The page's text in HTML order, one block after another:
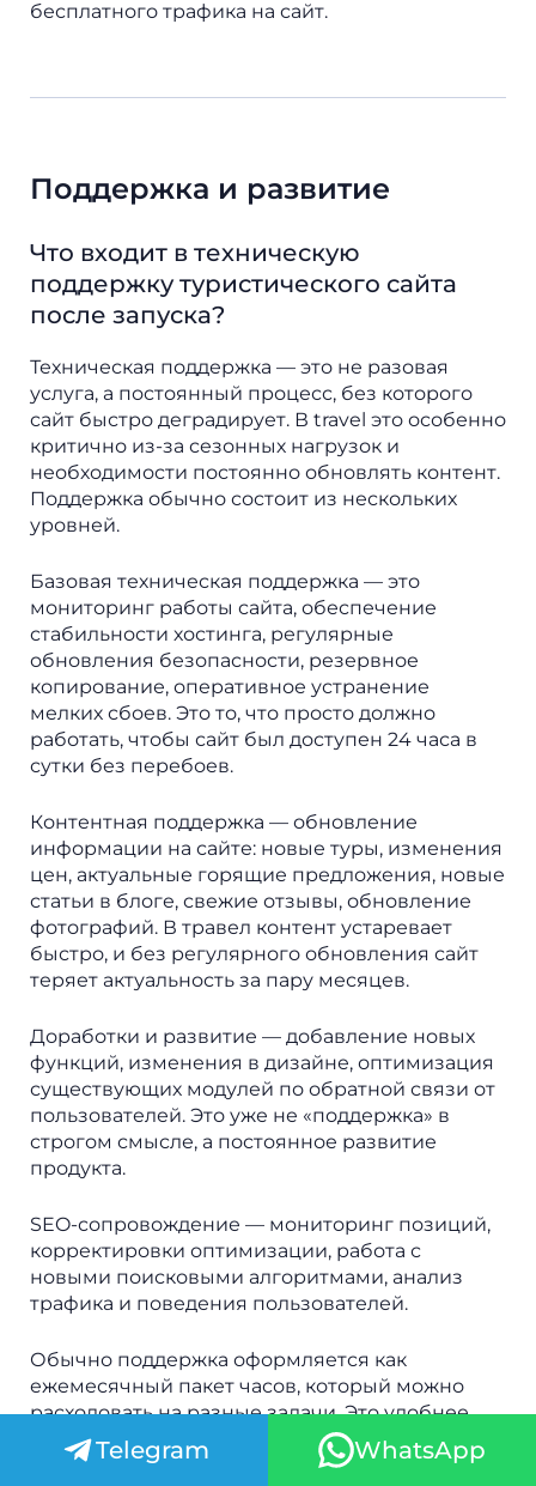
бесплатного трафика на сайт.
Поддержка и развитие
Что входит в техническую
поддержку туристического сайта
после запуска?
Техническая поддержка — это не разовая
услуга, а постоянный процесс, без которого
сайт быстро деградирует. В travel это особенно
критично из-за сезонных нагрузок и
необходимости постоянно обновлять контент.
Поддержка обычно состоит из нескольких
уровней.
Базовая техническая поддержка — это
мониторинг работы сайта, обеспечение
стабильности хостинга, регулярные
обновления безопасности, резервное
копирование, оперативное устранение
мелких сбоев. Это то, что просто должно
работать, чтобы сайт был доступен 24 часа в
сутки без перебоев.
Контентная поддержка — обновление
информации на сайте: новые туры, изменения
цен, актуальные горящие предложения, новые
статьи в блоге, свежие отзывы, обновление
фотографий. В травел контент устаревает
быстро, и без регулярного обновления сайт
теряет актуальность за пару месяцев.
Доработки и развитие — добавление новых
функций, изменения в дизайне, оптимизация
существующих модулей по обратной связи от
пользователей. Это уже не «поддержка» в
строгом смысле, а постоянное развитие
продукта.
SEO-сопровождение — мониторинг позиций,
корректировки оптимизации, работа с
новыми поисковыми алгоритмами, анализ
трафика и поведения пользователей.
Обычно поддержка оформляется как
ежемесячный пакет часов, который можно
расходовать на разные задачи. Это удобнее,
чем платить за каждую мелкую правку
отдельно, и гарантирует, что у вас всегда есть
Telegram WhatsApp